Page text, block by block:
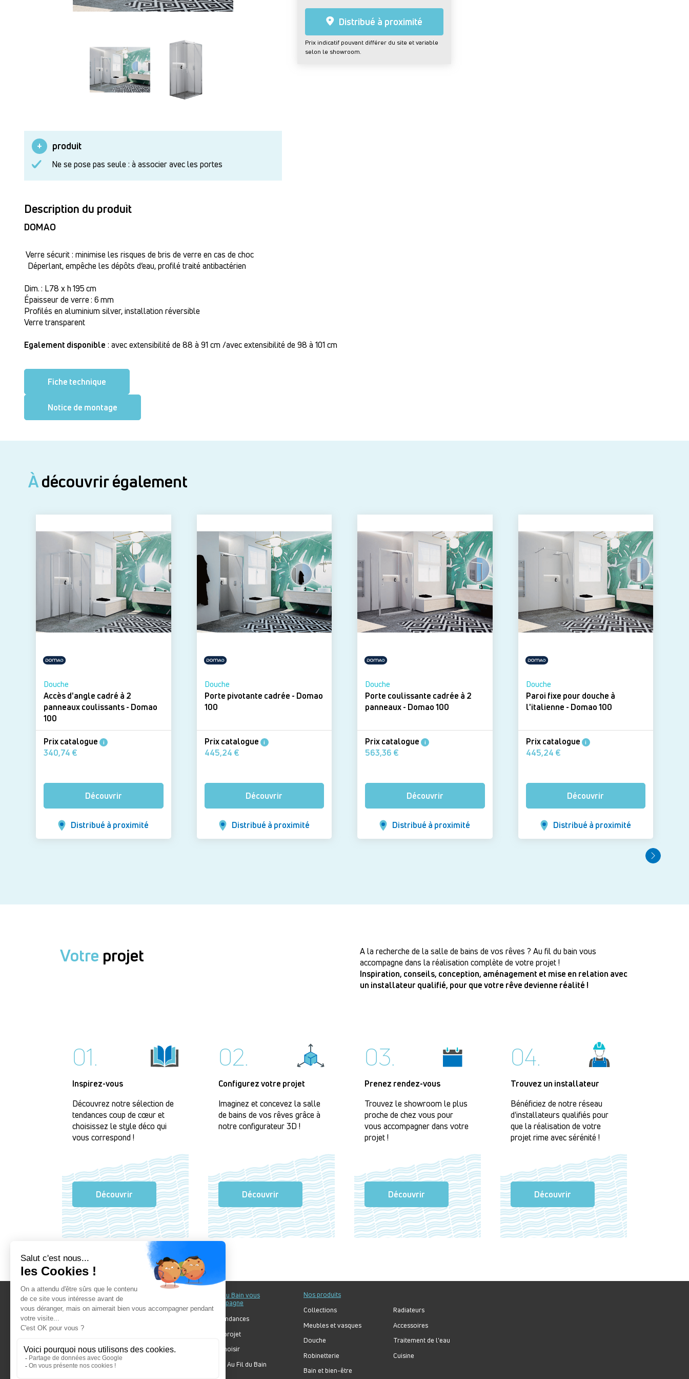
Distribué à proximité
Prix indicatif pouvant différer du site et variable
selon le showroom.
produit
Ne se pose pas seule : à associer avec les portes
Description du produit
DOMAO
Verre sécurit : minimise les risques de bris de verre en cas de choc
Déperlant, empêche les dépôts d’eau, profilé traité antibactérien
Dim. : L 78 x h 195 cm
Épaisseur de verre : 6 mm
Profilés en aluminium silver, installation réversible
Verre transparent
Egalement disponible : avec extensibilité de 88 à 91 cm /avec extensibilité de 98 à 101 cm
Fiche technique
Notice de montage
Àdécouvrir également
Douche
Accès d'angle cadré à 2
panneaux coulissants - Domao
100
Prix catalogue i
340,74 €
Découvrir
Distribué à proximité
Douche
Porte pivotante cadrée - Domao
100
Prix catalogue i
445,24 €
Découvrir
Distribué à proximité
Douche
Porte coulissante cadrée à 2
panneaux - Domao 100
Prix catalogue i
563,36 €
Découvrir
Distribué à proximité
Douche
Paroi fixe pour douche à
l'italienne - Domao 100
Prix catalogue i
445,24 €
Découvrir
Distribué à proximité
Votre projet
A la recherche de la salle de bains de vos rêves ? Au fil du bain vous
accompagne dans la réalisation complète de votre projet !
Inspiration, conseils, conception, aménagement et mise en relation avec
un installateur qualifié, pour que votre rêve devienne réalité !
01.
Inspirez-vous
Découvrez notre sélection de
tendances coup de cœur et
choisissez le style déco qui
vous correspond !
Découvrir
02.
Configurez votre projet
Imaginez et concevez la salle
de bains de vos rêves grâce à
notre configurateur 3D !
Découvrir
03.
Prenez rendez-vous
Trouvez le showroom le plus
proche de chez vous pour
vous accompagner dans votre
projet !
Découvrir
04.
Trouvez un installateur
Bénéficiez de notre réseau
d'installateurs qualifiés pour
que la réalisation de votre
projet rime avec sérénité !
Découvrir
Au fil du Bain
Nos showrooms
Nos engagements
Au fil du Bain vous
accompagne
Nos tendances
Votre projet
Bien choisir
Forum Au Fil du Bain
Nos produits
Collections
Meubles et vasques
Douche
Robinetterie
Bain et bien-être
Radiateurs
Accessoires
Traitement de l'eau
Cuisine